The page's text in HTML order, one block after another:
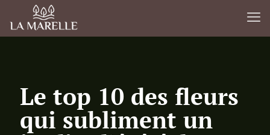
Le top 10 des fleurs
qui subliment un